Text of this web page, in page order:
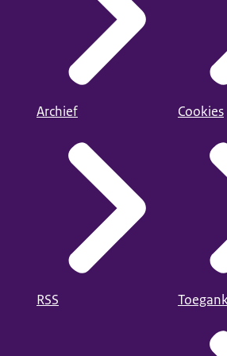
Archief
RSS
Cookies